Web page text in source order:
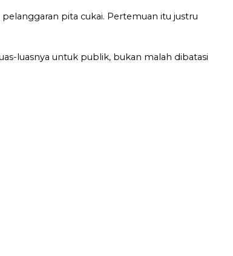
pelanggaran pita cukai. Pertemuan itu justru
luasnya untuk publik, bukan malah dibatasi